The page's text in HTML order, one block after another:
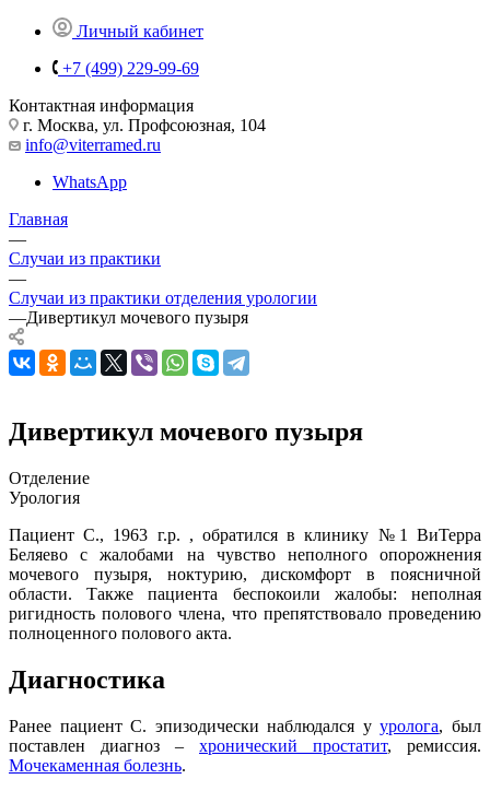
Личный кабинет
+7 (499) 229-99-69
Контактная информация
г. Москва, ул. Профсоюзная, 104
info@viterramed.ru
WhatsApp
Главная
—
Случаи из практики
—
Случаи из практики отделения урологии
—Дивертикул мочевого пузыря
Дивертикул мочевого пузыря
Отделение
Урология
Пациент С., 1963 г.р. , обратился в клинику №1 ВиТерра
Беляево с жалобами на чувство неполного опорожнения
мочевого пузыря, ноктурию, дискомфорт в поясничной
области. Также пациента беспокоили жалобы: неполная
ригидность полового члена, что препятствовало проведению
полноценного полового акта.
Диагностика
Ранее пациент С. эпизодически наблюдался ууролога, был
поставлен диагноз – хронический простатит, ремиссия.
Мочекаменная болезнь.